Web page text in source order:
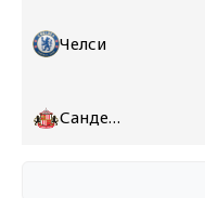
Челси
Сандерленд